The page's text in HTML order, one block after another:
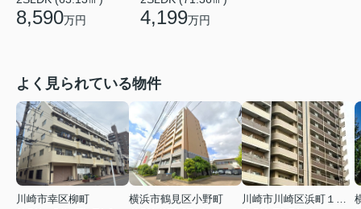
8,590万円 4,199万円
よく見られている物件
川崎市幸区柳町
横浜市鶴見区小野町
川崎市川崎区浜町１丁目